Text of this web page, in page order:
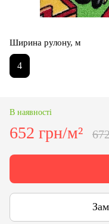
Ширина рулону, м
4
В наявності
652 грн/м²